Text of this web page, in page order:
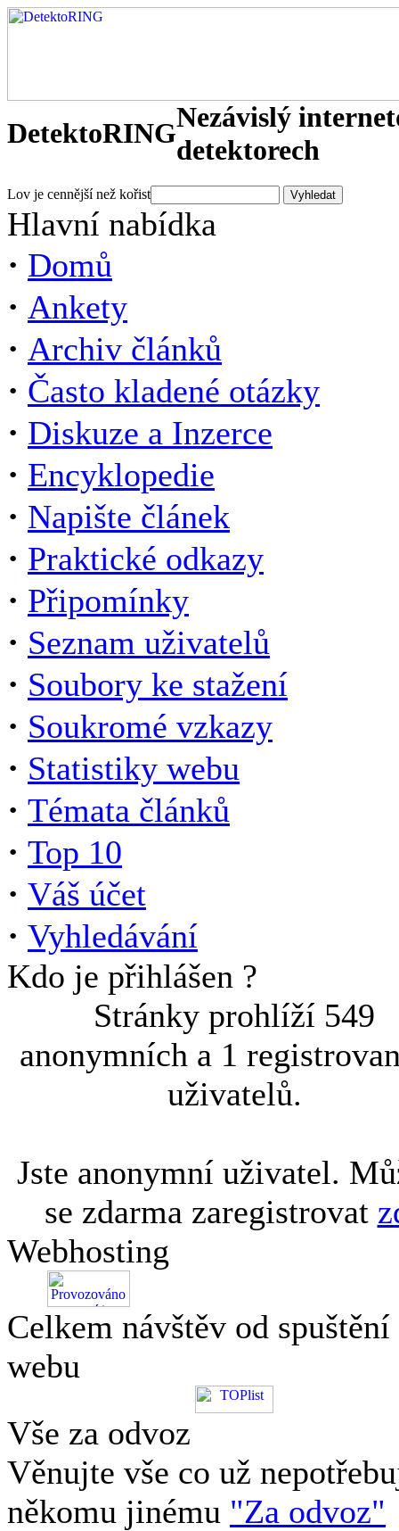
DetektoRINGNezávislý
detektorech
Lov je cennější než kořist
Hlavní nabídka
· Domů
· Ankety
· Archiv článků
· Často kladené otázky
· Diskuze a Inzerce
· Encyklopedie
· Napište článek
· Praktické odkazy
· Připomínky
· Seznam uživatelů
· Soubory ke stažení
· Soukromé vzkazy
· Statistiky webu
· Témata článků
· Top 10
· Váš účet
· Vyhledávání
Kdo je přihlášen ?
Stránky prohlíží 549
anonymních a 1
uživatelů.
Jste anonymní uživatel.
se zdarma zaregistrovat
Webhosting
Celkem návštěv od spuštění
webu
Vše za odvoz
Věnujte vše co už
někomu jinému "Za odvoz"